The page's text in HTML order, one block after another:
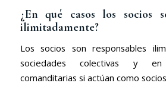
¿En qué casos los socios
ilimitadamente?
Los socios son responsables
sociedades colectivas y
comanditarias si actúan como